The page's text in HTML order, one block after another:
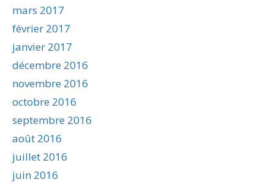
mars 2017
février 2017
janvier 2017
décembre 2016
novembre 2016
octobre 2016
septembre 2016
août 2016
juillet 2016
juin 2016